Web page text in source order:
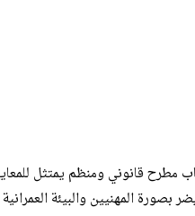
قانوني ومنظم يمتثل
المهنيين والبيئة العمرانية